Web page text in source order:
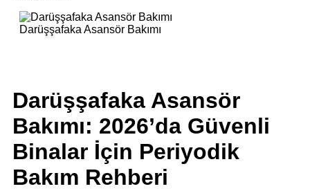
Darüşşafaka Asansör Bakımı
Darüşşafaka Asansör
Bakımı: 2026’da Güvenli
Binalar İçin Periyodik
Bakım Rehberi